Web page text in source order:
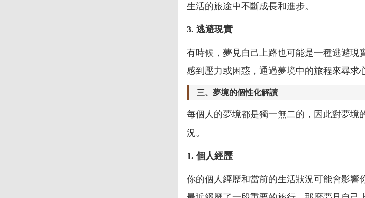
生活的旅途中不斷成長和進步。
3. 逃避現實
有時候，夢見自己上路也可能是一種逃避現
感到壓力或困惑，通過夢境中的旅程來尋求
三、夢境的個性化解讀
每個人的夢境都是獨一無二的，因此對夢境
況。
1. 個人經歷
你的個人經歷和當前的生活狀況可能會影響